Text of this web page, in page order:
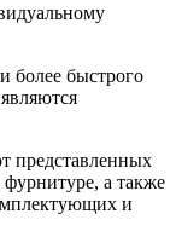
более быстрого
представленных
фурнитуре, а также
и